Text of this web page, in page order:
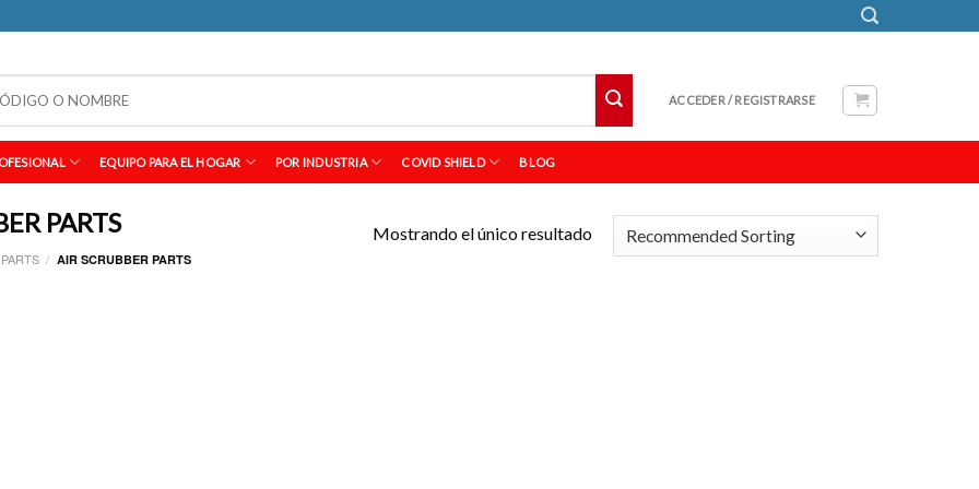
ACCEDER / REGISTRARSE
EQUIPO PARA EL HOGAR POR INDUSTRIA COVID SHIELD BLOG
PARTS
PARTS / AIR SCRUBBER PARTS
Mostrando el único resultado